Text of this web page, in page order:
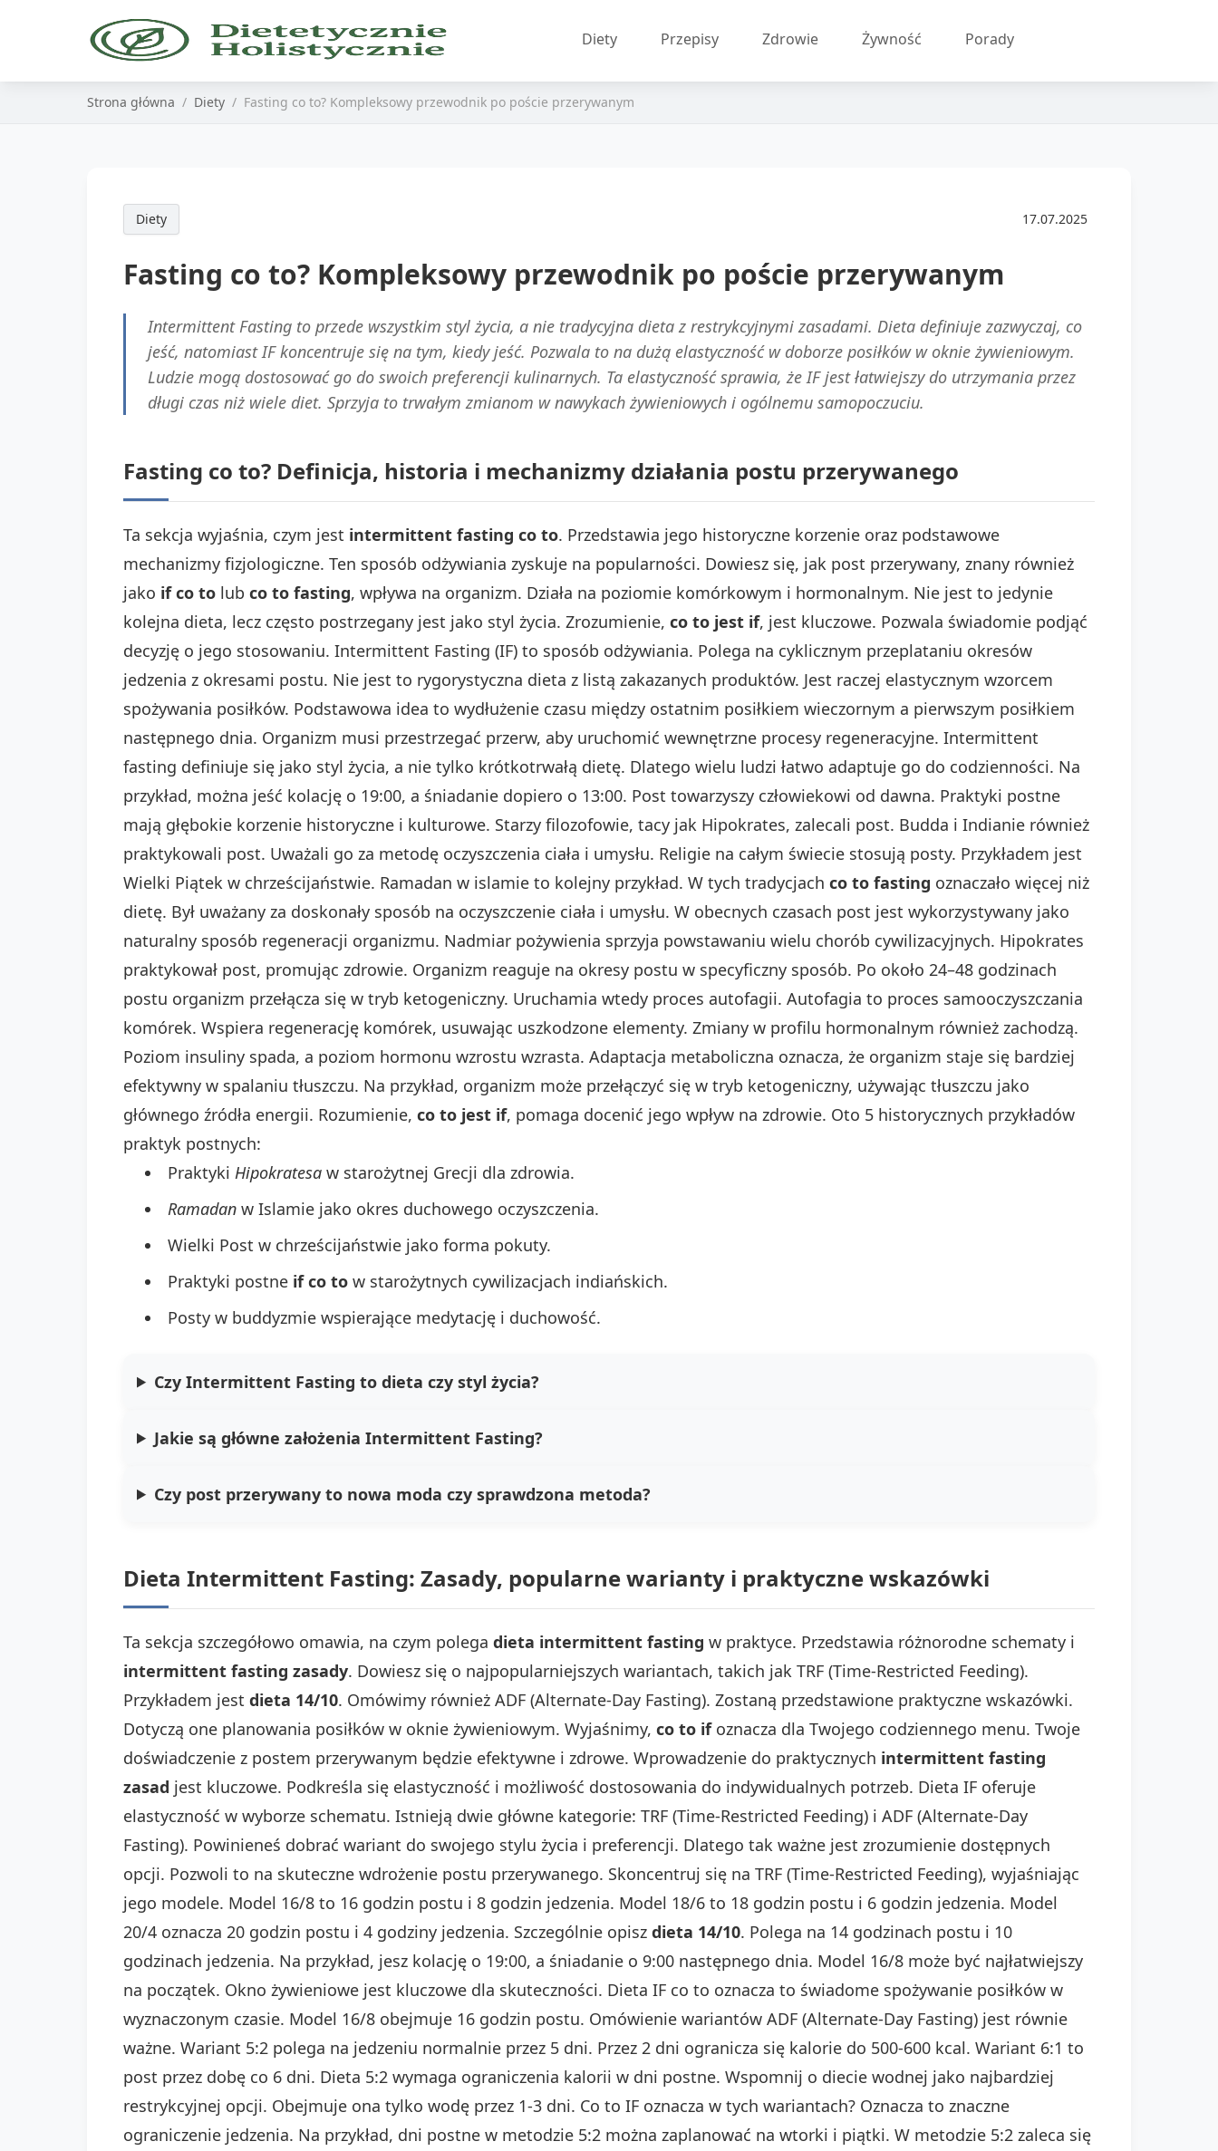
Diety Przepisy Zdrowie Żywność Porady
Strona główna Diety Fasting co to? Kompleksowy przewodnik po poście przerywanym
Diety 17.07.2025
Fasting co to? Kompleksowy przewodnik po poście przerywanym
Intermittent Fasting to przede wszystkim styl życia, a nie tradycyjna dieta z restrykcyjnymi zasadami. Dieta definiuje zazwyczaj, co
jeść, natomiast IF koncentruje się na tym, kiedy jeść. Pozwala to na dużą elastyczność w doborze posiłków w oknie żywieniowym.
Ludzie mogą dostosować go do swoich preferencji kulinarnych. Ta elastyczność sprawia, że IF jest łatwiejszy do utrzymania przez
długi czas niż wiele diet. Sprzyja to trwałym zmianom w nawykach żywieniowych i ogólnemu samopoczuciu.
Fasting co to? Definicja, historia i mechanizmy działania postu przerywanego
Ta sekcja wyjaśnia, czym jest intermittent fasting co to. Przedstawia jego historyczne korzenie oraz podstawowe
mechanizmy fizjologiczne. Ten sposób odżywiania zyskuje na popularności. Dowiesz się, jak post przerywany, znany również
jako if co to lub co to fasting, wpływa na organizm. Działa na poziomie komórkowym i hormonalnym. Nie jest to jedynie
kolejna dieta, lecz często postrzegany jest jako styl życia. Zrozumienie, co to jest if, jest kluczowe. Pozwala świadomie podjąć
decyzję o jego stosowaniu. Intermittent Fasting (IF) to sposób odżywiania. Polega na cyklicznym przeplataniu okresów
jedzenia z okresami postu. Nie jest to rygorystyczna dieta z listą zakazanych produktów. Jest raczej elastycznym wzorcem
spożywania posiłków. Podstawowa idea to wydłużenie czasu między ostatnim posiłkiem wieczornym a pierwszym posiłkiem
następnego dnia. Organizm musi przestrzegać przerw, aby uruchomić wewnętrzne procesy regeneracyjne. Intermittent
fasting definiuje się jako styl życia, a nie tylko krótkotrwałą dietę. Dlatego wielu ludzi łatwo adaptuje go do codzienności. Na
przykład, można jeść kolację o 19:00, a śniadanie dopiero o 13:00. Post towarzyszy człowiekowi od dawna. Praktyki postne
mają głębokie korzenie historyczne i kulturowe. Starzy filozofowie, tacy jak Hipokrates, zalecali post. Budda i Indianie również
praktykowali post. Uważali go za metodę oczyszczenia ciała i umysłu. Religie na całym świecie stosują posty. Przykładem jest
Wielki Piątek w chrześcijaństwie. Ramadan w islamie to kolejny przykład. W tych tradycjach co to fasting oznaczało więcej niż
dietę. Był uważany za doskonały sposób na oczyszczenie ciała i umysłu. W obecnych czasach post jest wykorzystywany jako
naturalny sposób regeneracji organizmu. Nadmiar pożywienia sprzyja powstawaniu wielu chorób cywilizacyjnych. Hipokrates
praktykował post, promując zdrowie. Organizm reaguje na okresy postu w specyficzny sposób. Po około 24–48 godzinach
postu organizm przełącza się w tryb ketogeniczny. Uruchamia wtedy proces autofagii. Autofagia to proces samooczyszczania
komórek. Wspiera regenerację komórek, usuwając uszkodzone elementy. Zmiany w profilu hormonalnym również zachodzą.
Poziom insuliny spada, a poziom hormonu wzrostu wzrasta. Adaptacja metaboliczna oznacza, że organizm staje się bardziej
efektywny w spalaniu tłuszczu. Na przykład, organizm może przełączyć się w tryb ketogeniczny, używając tłuszczu jako
głównego źródła energii. Rozumienie, co to jest if, pomaga docenić jego wpływ na zdrowie. Oto 5 historycznych przykładów
praktyk postnych:
Praktyki Hipokratesa w starożytnej Grecji dla zdrowia.
Ramadan w Islamie jako okres duchowego oczyszczenia.
Wielki Post w chrześcijaństwie jako forma pokuty.
Praktyki postne if co to w starożytnych cywilizacjach indiańskich.
Posty w buddyzmie wspierające medytację i duchowość.
Czy Intermittent Fasting to dieta czy styl życia?
Jakie są główne założenia Intermittent Fasting?
Czy post przerywany to nowa moda czy sprawdzona metoda?
Dieta Intermittent Fasting: Zasady, popularne warianty i praktyczne wskazówki
Ta sekcja szczegółowo omawia, na czym polega dieta intermittent fasting w praktyce. Przedstawia różnorodne schematy i
intermittent fasting zasady. Dowiesz się o najpopularniejszych wariantach, takich jak TRF (Time-Restricted Feeding).
Przykładem jest dieta 14/10. Omówimy również ADF (Alternate-Day Fasting). Zostaną przedstawione praktyczne wskazówki.
Dotyczą one planowania posiłków w oknie żywieniowym. Wyjaśnimy, co to ifoznacza dla Twojego codziennego menu. Twoje
doświadczenie z postem przerywanym będzie efektywne i zdrowe. Wprowadzenie do praktycznych intermittent fasting
zasad jest kluczowe. Podkreśla się elastyczność i możliwość dostosowania do indywidualnych potrzeb. Dieta IF oferuje
elastyczność w wyborze schematu. Istnieją dwie główne kategorie: TRF (Time-Restricted Feeding) i ADF (Alternate-Day
Fasting). Powinieneś dobrać wariant do swojego stylu życia i preferencji. Dlatego tak ważne jest zrozumienie dostępnych
opcji. Pozwoli to na skuteczne wdrożenie postu przerywanego. Skoncentruj się na TRF (Time-Restricted Feeding), wyjaśniając
jego modele. Model 16/8 to 16 godzin postu i 8 godzin jedzenia. Model 18/6 to 18 godzin postu i 6 godzin jedzenia. Model
20/4 oznacza 20 godzin postu i 4 godziny jedzenia. Szczególnie opisz dieta 14/10. Polega na 14 godzinach postu i 10
godzinach jedzenia. Na przykład, jesz kolację o 19:00, a śniadanie o 9:00 następnego dnia. Model 16/8 może być najłatwiejszy
na początek. Okno żywieniowe jest kluczowe dla skuteczności. Dieta IF co to oznacza to świadome spożywanie posiłków w
wyznaczonym czasie. Model 16/8 obejmuje 16 godzin postu. Omówienie wariantów ADF (Alternate-Day Fasting) jest równie
ważne. Wariant 5:2 polega na jedzeniu normalnie przez 5 dni. Przez 2 dni ogranicza się kalorie do 500-600 kcal. Wariant 6:1 to
post przez dobę co 6 dni. Dieta 5:2 wymaga ograniczenia kalorii w dni postne. Wspomnij o diecie wodnej jako najbardziej
restrykcyjnej opcji. Obejmuje ona tylko wodę przez 1-3 dni. Co to IF oznacza w tych wariantach? Oznacza to znaczne
ograniczenie jedzenia. Na przykład, dni postne w metodzie 5:2 można zaplanować na wtorki i piątki. W metodzie 5:2 zaleca się